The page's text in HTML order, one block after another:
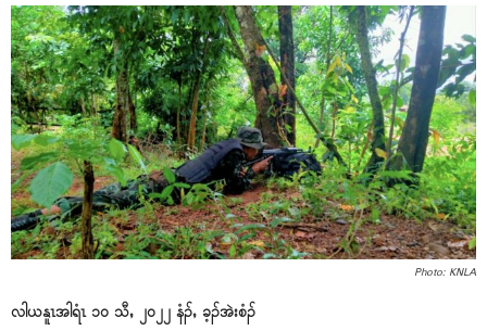
Photo: KNLA
လါယနူၤအါရံၤ ၁၀ သီႇ ၂၀၂၂ နံၣ်ႇ ခ့ၣ်အဲးစံၣ်